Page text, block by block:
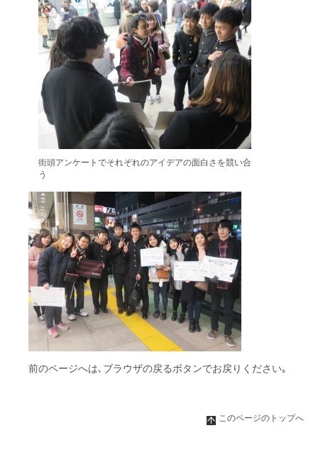
街頭アンケートでそれぞれのアイデアの面白さを競い合
う
前のページへは､ブラウザの戻るボタンでお戻りください｡
このページのトップへ